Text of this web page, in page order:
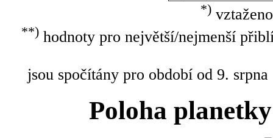
*)
**)hodnoty pro největší/nejmenší
jsou spočítány pro období od 9.
Poloha